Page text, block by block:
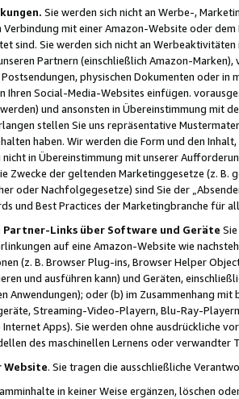
Sie werden sich nicht an Werbe-,
Verbindung mit einer Amazon-Website oder
sind. Sie werden sich nicht an
Partnern (einschließlich Amazon-
physischen Dokumenten oder in
Ihren Social-Media-Websites einfügen.
und ansonsten in Übereinstimmung mit
stellen Sie uns repräsentative
haben. Wir werden die Form und den
in Übereinstimmung mit unserer
Zwecke der geltenden Marketinggesetze (z. B.
oder Nachfolgegesetze) sind Sie der
und Best Practices der Marketingbranche für
Partner-Links über Software und Geräte
auf eine Amazon-Website wie
(z. B. Browser Plug-ins, Browser Helper
und ausführen kann) und Geräten,
Anwendungen); oder (b) im Zusammenhang
Streaming-Video-Playern, Blu-Ray-
Internet Apps). Sie werden ohne ausdrückliche
des maschinellen Lernens oder
Website. Sie tragen die ausschließliche
in keiner Weise ergänzen, löschen